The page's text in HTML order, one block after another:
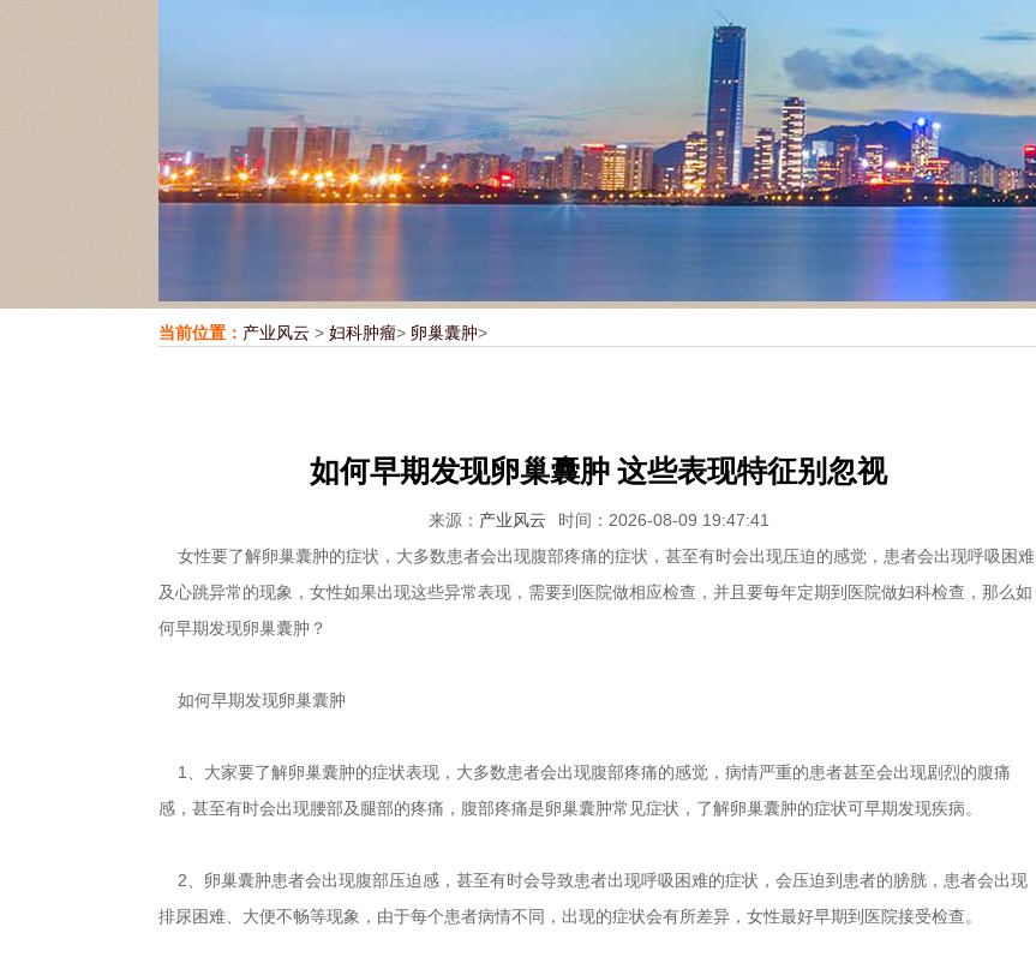
当前位置： 产业风云 > 妇科肿瘤> 卵巢囊肿>
如何早期发现卵巢囊肿 这些表现特征别忽视
来源： 产业风云
时间：2026-08-09 19:47:41
女性要了解卵巢囊肿的症状，大多数患者会出现腹部疼痛的症状，甚至有时会出现压迫的感觉，患者会出现呼吸困难
及心跳异常的现象，女性如果出现这些异常表现，需要到医院做相应检查，并且要每年定期到医院做妇科检查，那么如
何早期发现卵巢囊肿？
如何早期发现卵巢囊肿
1、大家要了解卵巢囊肿的症状表现，大多数患者会出现腹部疼痛的感觉，病情严重的患者甚至会出现剧烈的腹痛
感，甚至有时会出现腰部及腿部的疼痛，腹部疼痛是卵巢囊肿常见症状，了解卵巢囊肿的症状可早期发现疾病。
2、卵巢囊肿患者会出现腹部压迫感，甚至有时会导致患者出现呼吸困难的症状，会压迫到患者的膀胱，患者会出现
排尿困难、大便不畅等现象，由于每个患者病情不同，出现的症状会有所差异，女性最好早期到医院接受检查。